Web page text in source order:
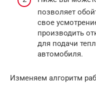
позволяет
свое
производить
для подачи
автомобиля.
Изменяем алгоритм